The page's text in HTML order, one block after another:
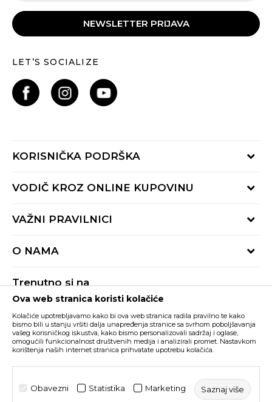
NEWSLETTER PRIJAVA
LET’S SOCIALIZE
KORISNIČKA PODRŠKA
Provjeri status porudžbine
Radno vrijeme 9-16h
VODIČ KROZ ONLINE KUPOVINU
Načini isporuke
Reklamacije
VAŽNI PRAVILNICI
Pravila Sport&Bonus programa
O NAMA
BUZZ Shopovi
Postani dio BUZZ tima
Trenutno si na
Buzz Crna Gora PROMIJENI
Nastojimo da budemo što precizniji u opisu proizvoda, prikazu slika i samih
cijena, ali ne možemo garantovati da su sve informacije kompletne i bez
grešaka. Svi artikli prikazani na sajtu su dio naše ponude i ne podrazumijeva da
su dostupni u svakom trenutku. Raspoloživost robe možete provjeriti pozivom
©2026www.buzzsneakers.me, IzradaNB SOFT. Sva prava
Ova web stranica koristi kolačiće
Kolačiće upotrebljavamo kako bi ova web stranica radila pravilno te kako
bismo bili u stanju vršiti dalja unapređenja stranice sa svrhom poboljšavanja
vašeg korisničkog iskustva, kako bismo personalizovali sadržaj i oglase,
omogućili funkcionalnost društvenih medija i analizirali promet. Nastavkom
korištenja naših internet stranica prihvatate upotrebu kolačića.
Obavezni Statistika Marketing Saznaj više